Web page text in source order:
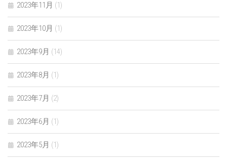
2023年11月 (1)
2023年10月 (1)
2023年9月 (14)
2023年8月 (1)
2023年7月 (2)
2023年6月 (1)
2023年5月 (1)